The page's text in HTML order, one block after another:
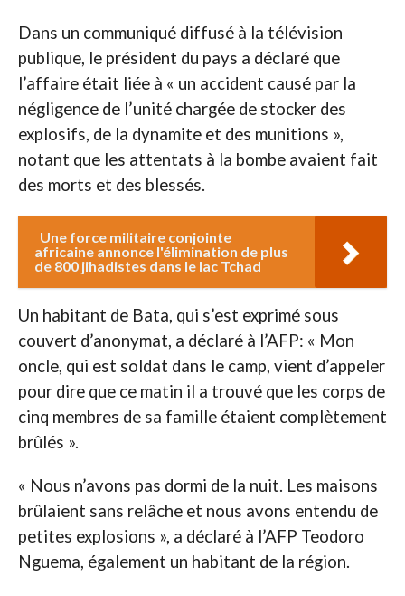
Dans un communiqué diffusé à la télévision
publique, le président du pays a déclaré que
l’affaire était liée à « un accident causé par la
négligence de l’unité chargée de stocker des
explosifs, de la dynamite et des munitions »,
notant que les attentats à la bombe avaient fait
des morts et des blessés.
Une force militaire conjointe
africaine annonce l'élimination de plus
de 800 jihadistes dans le lac Tchad
Un habitant de Bata, qui s’est exprimé sous
couvert d’anonymat, a déclaré à l’AFP: « Mon
oncle, qui est soldat dans le camp, vient d’appeler
pour dire que ce matin il a trouvé que les corps de
cinq membres de sa famille étaient complètement
brûlés ».
« Nous n’avons pas dormi de la nuit. Les maisons
brûlaient sans relâche et nous avons entendu de
petites explosions », a déclaré à l’AFP Teodoro
Nguema, également un habitant de la région.